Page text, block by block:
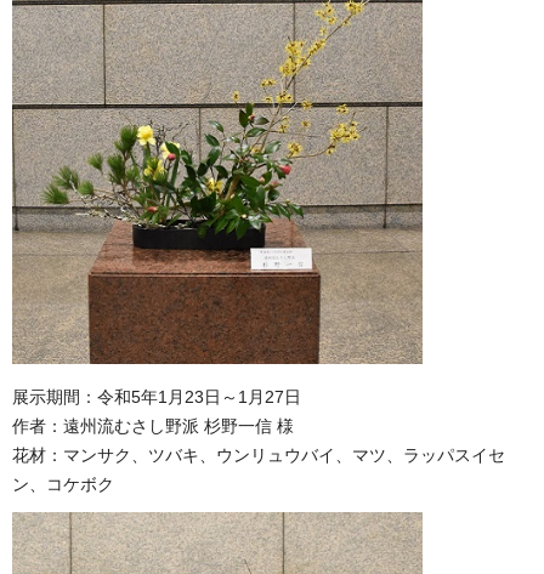
展示期間：令和5年1月23日～1月27日
作者：遠州流むさし野派 杉野一信 様
花材：マンサク、ツバキ、ウンリュウバイ、マツ、ラッパスイセ
ン、コケボク